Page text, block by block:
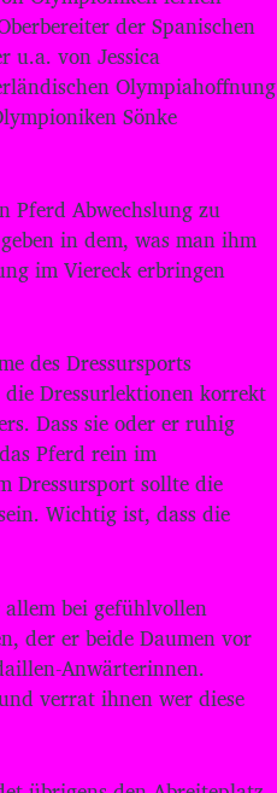
i
l
a
H
o
h
t
e
b
e
n
e
n
u
e
der Spanischen
u.a. von Jessica
Olympiahoffnung
Sönke
Pferd Abwechslung zu
in dem, was man ihm
im Viereck erbringen
des Dressursports
Dressurlektionen korrekt
Dass sie oder er ruhig
Pferd rein im
Dressursport sollte die
Wichtig ist, dass die
bei gefühlvollen
der er beide Daumen vor
Anwärterinnen.
verrat ihnen wer diese